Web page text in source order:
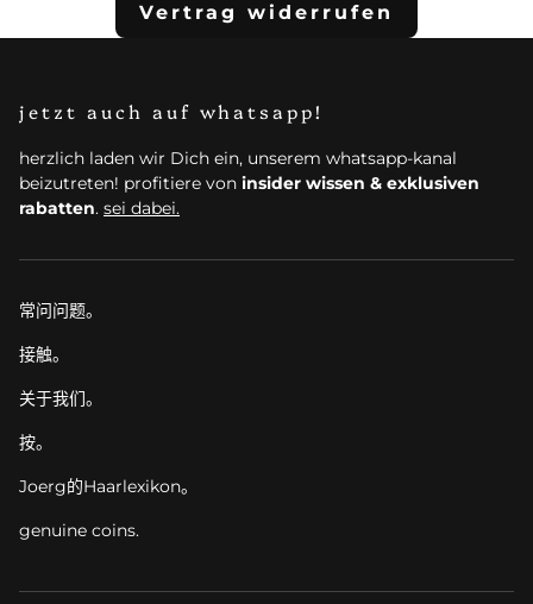
Vertrag widerrufen
jetzt auch auf whatsapp!
herzlich laden wir Dich ein, unserem whatsapp-kanal
beizutreten! profitiere von insider wissen & exklusiven
rabatten. sei dabei.
常问问题。
接触。
关于我们。
按。
Joerg的Haarlexikon。
genuine coins.